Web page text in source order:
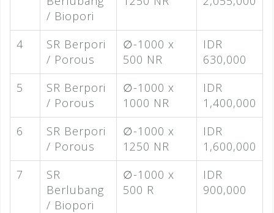
/ Biopori
4
SR Berpori
/ Porous
∅-1000 x
500 NR
IDR
630,000
5
SR Berpori
/ Porous
∅-1000 x
1000 NR
IDR
1,400,000
6
SR Berpori
/ Porous
∅-1000 x
1250 NR
IDR
1,600,000
7
SR
Berlubang
/ Biopori
∅-1000 x
500 R
IDR
900,000